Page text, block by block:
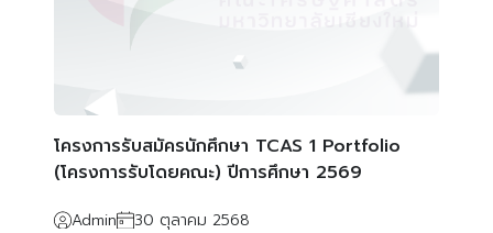
โครงการรับสมัครนักศึกษา TCAS 1 Portfolio
(โครงการรับโดยคณะ) ปีการศึกษา 2569
Admin 30 ตุลาคม 2568